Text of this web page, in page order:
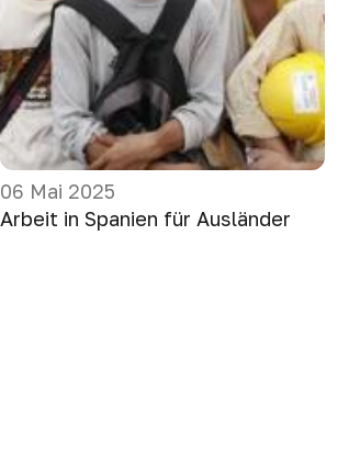
06 Mai 2025
Arbeit in Spanien für Ausländer